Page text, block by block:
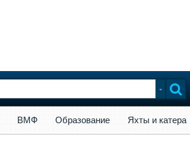
ВМФ Образование Яхты и катера